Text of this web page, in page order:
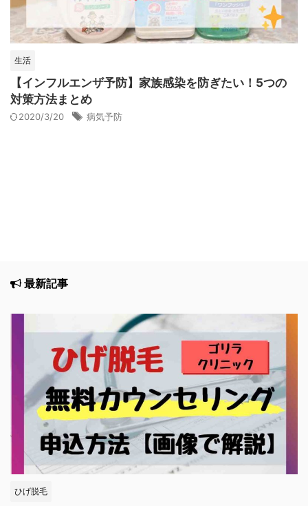
生活
【インフルエンザ予防】家族感染を防ぎたい！5つの
対策方法まとめ
2020/3/20 病気予防
最新記事
ひげ脱毛